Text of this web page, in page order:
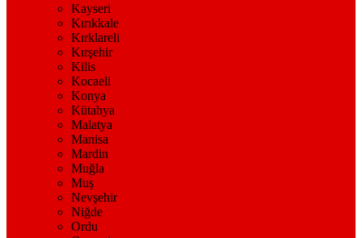
Kayseri
Kırıkkale
Kırklareli
Kırşehir
Kilis
Kocaeli
Konya
Kütahya
Malatya
Manisa
Mardin
Muğla
Muş
Nevşehir
Niğde
Ordu